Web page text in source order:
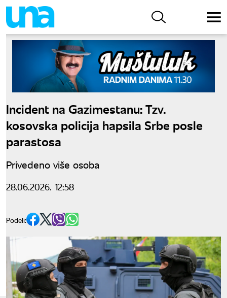
Incident na Gazimestanu: Tzv.
kosovska policija hapsila Srbe posle
parastosa
Privedeno više osoba
28.06.2026. 12:58
Podeli: